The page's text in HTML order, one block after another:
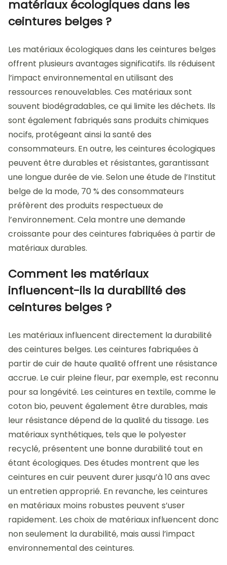
matériaux écologiques dans les
ceintures belges ?
Les matériaux écologiques dans les ceintures belges
offrent plusieurs avantages significatifs. Ils réduisent
l’impact environnemental en utilisant des
ressources renouvelables. Ces matériaux sont
souvent biodégradables, ce qui limite les déchets. Ils
sont également fabriqués sans produits chimiques
nocifs, protégeant ainsi la santé des
consommateurs. En outre, les ceintures écologiques
peuvent être durables et résistantes, garantissant
une longue durée de vie. Selon une étude de l’Institut
belge de la mode, 70 % des consommateurs
préfèrent des produits respectueux de
l’environnement. Cela montre une demande
croissante pour des ceintures fabriquées à partir de
matériaux durables.
Comment les matériaux
influencent-ils la durabilité des
ceintures belges ?
Les matériaux influencent directement la durabilité
des ceintures belges. Les ceintures fabriquées à
partir de cuir de haute qualité offrent une résistance
accrue. Le cuir pleine fleur, par exemple, est reconnu
pour sa longévité. Les ceintures en textile, comme le
coton bio, peuvent également être durables, mais
leur résistance dépend de la qualité du tissage. Les
matériaux synthétiques, tels que le polyester
recyclé, présentent une bonne durabilité tout en
étant écologiques. Des études montrent que les
ceintures en cuir peuvent durer jusqu’à 10 ans avec
un entretien approprié. En revanche, les ceintures
en matériaux moins robustes peuvent s’user
rapidement. Les choix de matériaux influencent donc
non seulement la durabilité, mais aussi l’impact
environnemental des ceintures.